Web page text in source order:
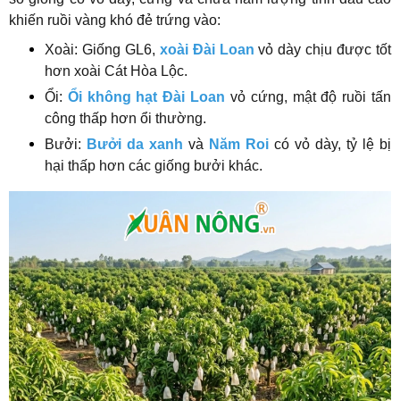
khiến ruồi vàng khó đẻ trứng vào:
Xoài: Giống GL6, xoài Đài Loan vỏ dày chịu được tốt
hơn xoài Cát Hòa Lộc.
Ổi: Ổi không hạt Đài Loan vỏ cứng, mật độ ruồi tấn
công thấp hơn ổi thường.
Bưởi: Bưởi da xanh và Năm Roi có vỏ dày, tỷ lệ bị
hại thấp hơn các giống bưởi khác.